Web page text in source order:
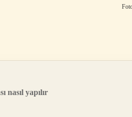
nasıl yapılır